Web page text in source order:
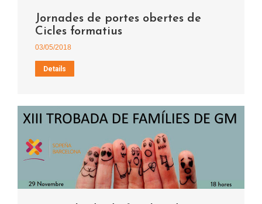
Jornades de portes obertes de
Cicles formatius
03/05/2018
Details